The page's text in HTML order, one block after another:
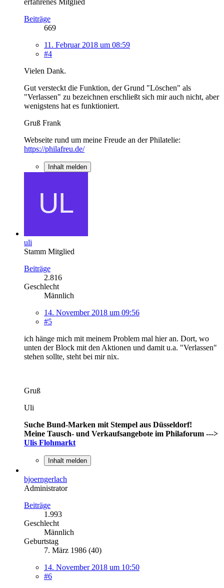
Beiträge
669
11. Februar 2018 um 08:59
#4
Vielen Dank.
Gut versteckt die Funktion, der Grund "Löschen" als
"Verlassen" zu bezeichnen erschließt sich mir auch nicht, aber
wenigstens hat es funktioniert.
Gruß Frank
Webseite rund um meine Freude an der Philatelie:
https://philafreu.de/
Inhalt melden
uli
Stamm Mitglied
Beiträge
2.816
Geschlecht
Männlich
14. November 2018 um 09:56
#5
ich hänge mich mit meinem Problem mal hier an. Dort, wo
unten der Block mit den Aktionen und damit u.a. "Verlassen"
stehen sollte, steht bei mir nix.
Gruß
Uli
Suche Bund-Marken mit Stempel aus Düsseldorf!
Meine Tausch- und Verkaufsangebote im Philaforum --->
Ulis Flohmarkt
Inhalt melden
bjoerngerlach
Administrator
Beiträge
1.993
Geschlecht
Männlich
Geburtstag
7. März 1986 (40)
14. November 2018 um 10:50
#6